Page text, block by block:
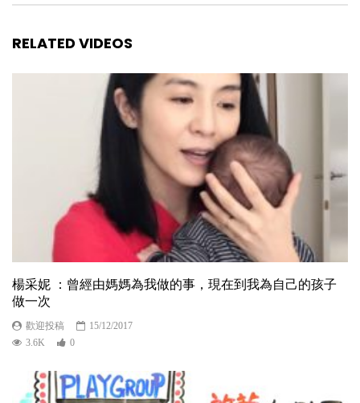
RELATED VIDEOS
楊采妮 ：曾經由媽媽為我做的事，現在到我為自己的孩子
做一次
歡迎投稿
15/12/2017
3.6K
0